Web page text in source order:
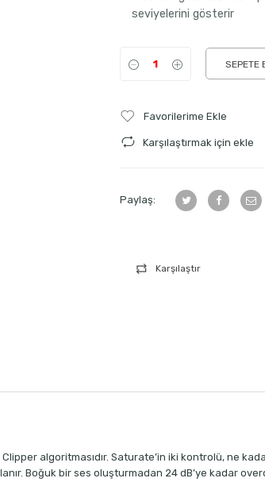
seviyelerini gösterir
SEPETE
Favorilerime Ekle
Karşılaştırmak için ekle
Paylaş:
Karşılaştır
algoritmasıdır. Saturate’in iki kontrolü, ne
Boğuk bir ses oluşturmadan 24 dB’ye kadar